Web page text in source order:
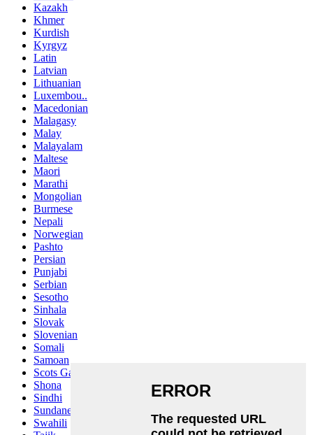
Kazakh
Khmer
Kurdish
Kyrgyz
Latin
Latvian
Lithuanian
Luxembou..
Macedonian
Malagasy
Malay
Malayalam
Maltese
Maori
Marathi
Mongolian
Burmese
Nepali
Norwegian
Pashto
Persian
Punjabi
Serbian
Sesotho
Sinhala
Slovak
Slovenian
Somali
Samoan
Scots Gaelic
Shona
Sindhi
Sundanese
Swahili